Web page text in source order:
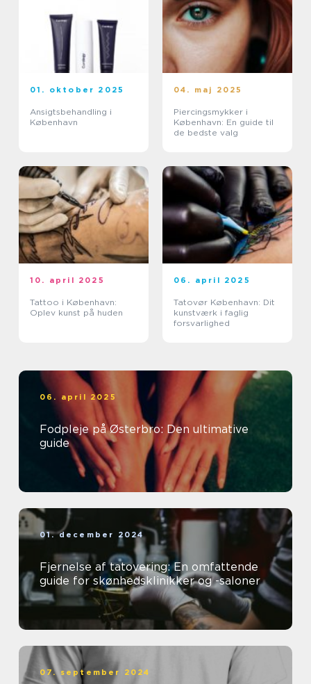
01. oktober 2025
Ansigtsbehandling i
København
04. maj 2025
Piercingsmykker i
København: En guide til
de bedste valg
10. april 2025
Tattoo i København:
Oplev kunst på huden
06. april 2025
Tatovør København: Dit
kunstværk i faglig
forsvarlighed
06. april 2025
Fodpleje på Østerbro: Den ultimative
guide
01. december 2024
Fjernelse af tatovering: En omfattende
guide for skønhedsklinikker og -saloner
07. september 2024